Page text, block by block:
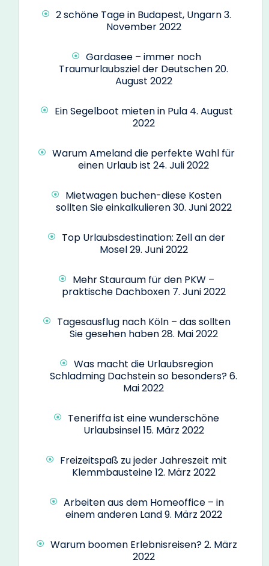
2 schöne Tage in Budapest, Ungarn3.
November 2022
Gardasee – immer noch
Traumurlaubsziel der Deutschen20.
August 2022
Ein Segelboot mieten in Pula 4. August
2022
Warum Ameland die perfekte Wahl für
einen Urlaub ist 24. Juli 2022
Mietwagen buchen-diese Kosten
sollten Sie einkalkulieren30. Juni 2022
Top Urlaubsdestination: Zell an der
Mosel29. Juni 2022
Mehr Stauraum für den PKW –
praktische Dachboxen 7. Juni 2022
Tagesausflug nach Köln – das sollten
Sie gesehen haben28. Mai 2022
Was macht die Urlaubsregion
Schladming Dachstein so besonders?6.
Mai 2022
Teneriffa ist eine wunderschöne
Urlaubsinsel15. März 2022
Freizeitspaß zu jeder Jahreszeit mit
Klemmbausteine12. März 2022
Arbeiten aus dem Homeoffice – in
einem anderen Land9. März 2022
Warum boomen Erlebnisreisen?2. März
2022